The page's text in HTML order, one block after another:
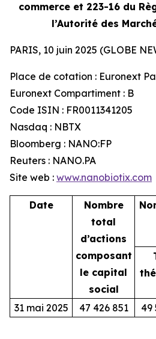
commerce et 223-16 du
l’Autorité des
PARIS, 10 juin 2025 (GLOBE
Place de cotation : Euronext
Euronext Compartiment : B
Code ISIN : FR0011341205
Nasdaq : NBTX
Bloomberg : NANO:FP
Reuters : NANO.PA
Site web : www.nanobiotix.com
Date
Nombre
total
d’actions
composant
le capital
social
31 mai 2025 47 426 851 49